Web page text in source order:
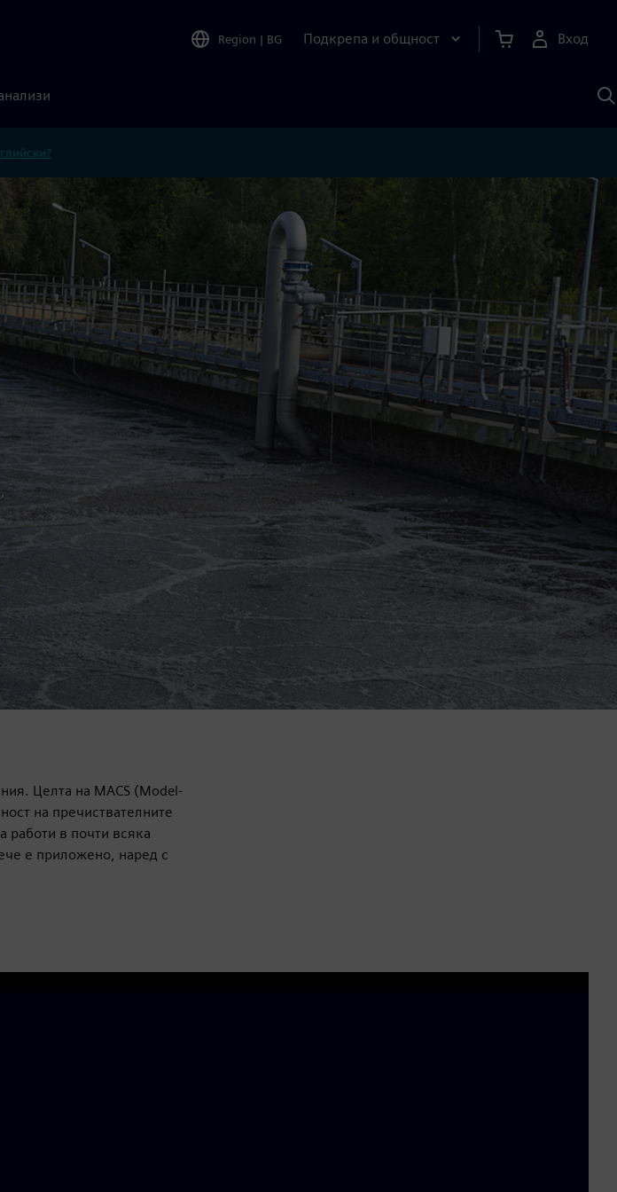
Region | BG Подкрепа и общност Вход
с
Целта на MACS (Model-
на пречиствателните
работи в почти всяка
е приложено, наред с